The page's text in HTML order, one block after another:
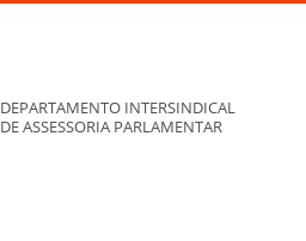
DEPARTAMENTO INTERSINDICAL
DE ASSESSORIA PARLAMENTAR